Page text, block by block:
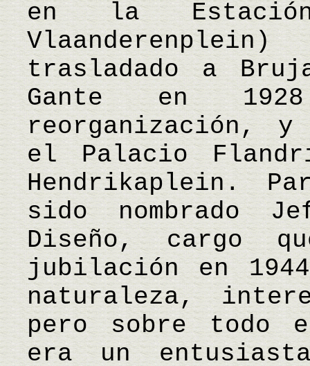
en la
trasladado a
Gante en
reorganización, y
el Palacio
Hendrikaplein.
sido nombrado
Diseño, cargo
jubilación en
naturaleza,
pero sobre todo
era un